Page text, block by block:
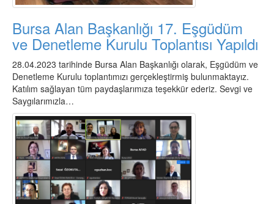
Bursa Alan Başkanlığı 17. Eşgüdüm
ve Denetleme Kurulu Toplantısı Yapıldı
28.04.2023 tarihinde Bursa Alan Başkanlığı olarak, Eşgüdüm ve
Denetleme Kurulu toplantımızı gerçekleştirmiş bulunmaktayız.
Katılım sağlayan tüm paydaşlarımıza teşekkür ederiz. Sevgi ve
Saygılarımızla…